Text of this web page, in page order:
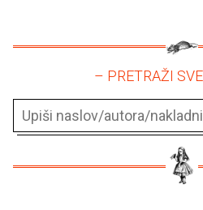
– PRETRAŽI